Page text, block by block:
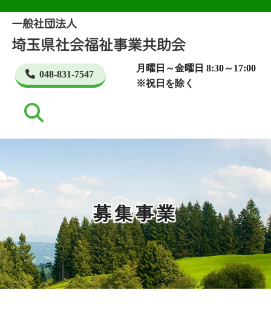
048-831-7547
月曜日～金曜日 8:30～17:00
※祝日を除く
募集事業